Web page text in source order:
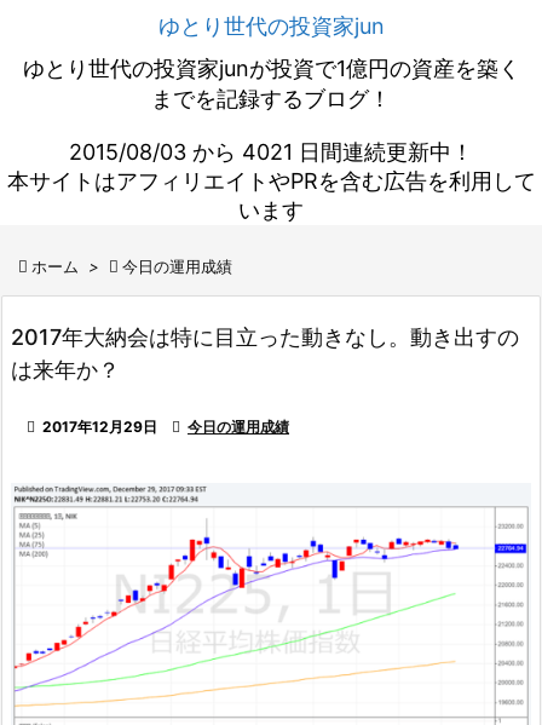
ゆとり世代の投資家jun
ゆとり世代の投資家junが投資で1億円の資産を築く
までを記録するブログ！
2015/08/03 から 4021 日間連続更新中！
本サイトはアフィリエイトやPRを含む広告を利用して
います
 ホーム >  今日の運用成績
2017年大納会は特に目立った動きなし。動き出すの
は来年か？
 2017年12月29日  今日の運用成績